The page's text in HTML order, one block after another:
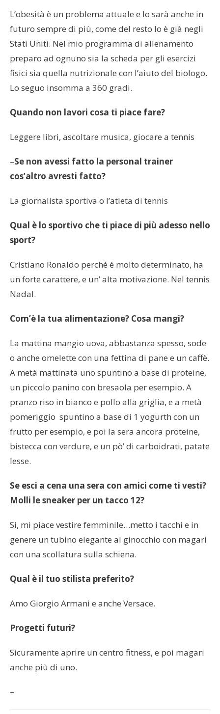
L’obesità è un problema attuale e lo sarà anche in
futuro sempre di più, come del resto lo è già negli
Stati Uniti. Nel mio programma di allenamento
preparo ad ognuno sia la scheda per gli esercizi
fisici sia quella nutrizionale con l’aiuto del biologo.
Lo seguo insomma a 360 gradi.
Quando non lavori cosa ti piace fare?
Leggere libri, ascoltare musica, giocare a tennis
–Se non avessi fatto la personal trainer
cos’altro avresti fatto?
La giornalista sportiva o l’atleta di tennis
Qual è lo sportivo che ti piace di più adesso nello
sport?
Cristiano Ronaldo perché è molto determinato, ha
un forte carattere, e un’ alta motivazione. Nel tennis
Nadal.
Com’è la tua alimentazione? Cosa mangi?
La mattina mangio uova, abbastanza spesso, sode
o anche omelette con una fettina di pane e un caffè.
A metà mattinata uno spuntino a base di proteine,
un piccolo panino con bresaola per esempio. A
pranzo riso in bianco e pollo alla griglia, e a metà
pomeriggio spuntino a base di 1 yogurth con un
frutto per esempio, e poi la sera ancora proteine,
bistecca con verdure, e un pò’ di carboidrati, patate
lesse.
Se esci a cena una sera con amici come ti vesti?
Molli le sneaker per un tacco 12?
Si, mi piace vestire femminile…metto i tacchi e in
genere un tubino elegante al ginocchio con magari
con una scollatura sulla schiena.
Qual è il tuo stilista preferito?
Amo Giorgio Armani e anche Versace.
Progetti futuri?
Sicuramente aprire un centro fitness, e poi magari
anche più di uno.
–